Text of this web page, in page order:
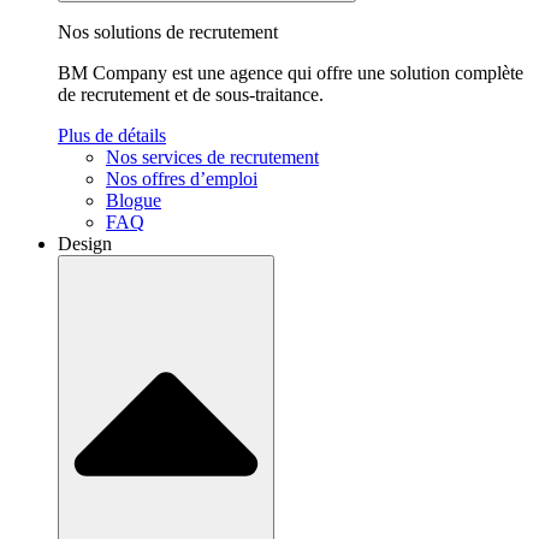
Nos solutions de recrutement
BM Company est une agence qui offre une solution complète
de recrutement et de sous-traitance.
Plus de détails
Nos services de recrutement
Nos offres d’emploi
Blogue
FAQ
Design